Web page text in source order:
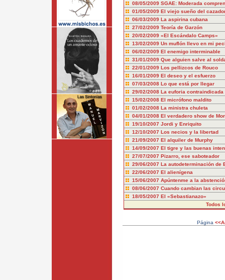
08/05/2009 SGAE: Moderada
01/05/2009 El viejo sueño del
06/03/2009 La aspirina cubana
27/02/2009 Teoría de Garzón
20/02/2009 «El Escándalo Camps»
13/02/2009 Un muflón llevo en mi
06/02/2009 El enemigo interminable
31/01/2009 Que alguien salve al
22/01/2009 Los pellizcos de Rouco
16/01/2009 El deseo y el esfuerzo
07/03/2008 Lo que está por llegar
29/02/2008 La euforia contraindicada
15/02/2008 El micrófono maldito
01/02/2008 La ministra chuleta
04/01/2008 El verdadero show de
19/10/2007 Jordi y Enriquito
12/10/2007 Los necios y la libertad
21/09/2007 El alquiler de Murphy
14/09/2007 El tigre y las buenas
27/07/2007 Pizarro, ese saboteador
29/06/2007 La autodeterminación de
22/06/2007 El alienígena
15/06/2007 Apúntenme a la
08/06/2007 Cuando cambian las
18/05/2007 El «Sebastianazo»
Todos
Página